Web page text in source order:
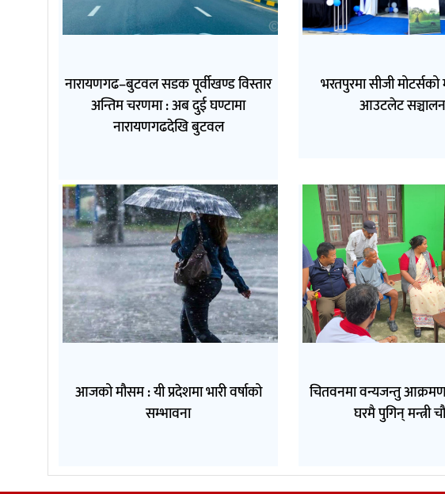
नारायणगढ–बुटवल सडक पूर्वीखण्ड विस्तार
अन्तिम चरणमा : अब दुई घण्टामा
नारायणगढदेखि बुटवल
भरतपुरमा सीजी मोटर्सको
आउटलेट
आजको मौसम : यी प्रदेशमा भारी वर्षाको
सम्भावना
चितवनमा वन्यजन्तु
घरमै पुगिन् मन्त्री